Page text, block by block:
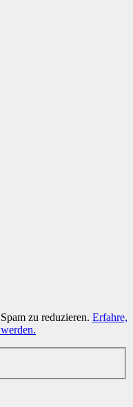
zu reduzieren. Erfahre,